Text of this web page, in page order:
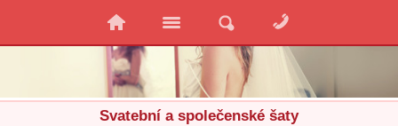
Svatební a společenské šaty